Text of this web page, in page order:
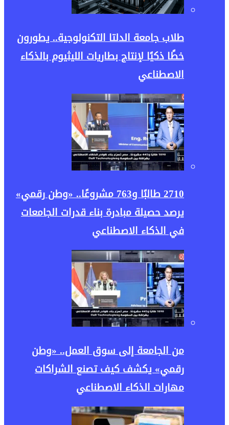
طلاب جامعة الدلتا التكنولوجية.. يطورون
خطًا ذكيًا لإنتاج بطاريات الليثيوم بالذكاء
الاصطناعي
2710 طالبًا و763 مشروعًا.. «وطن رقمي»
يرصد حصيلة مبادرة بناء قدرات الجامعات
في الذكاء الاصطناعي
من الجامعة إلى سوق العمل.. «وطن
رقمي» يكشف كيف تصنع الشراكات
مهارات الذكاء الاصطناعي